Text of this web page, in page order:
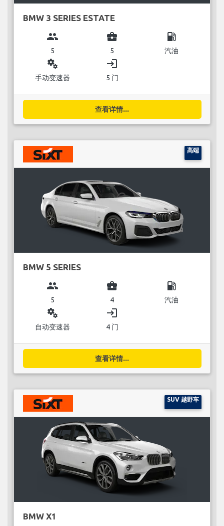
BMW 3 SERIES ESTATE
group
5
business_center
5
local_gas_station
汽油
miscellaneous_services
手动变速器
login
5 门
查看详情...
高端
BMW 5 SERIES
group
5
business_center
4
local_gas_station
汽油
miscellaneous_services
自动变速器
login
4 门
查看详情...
SUV 越野车
BMW X1